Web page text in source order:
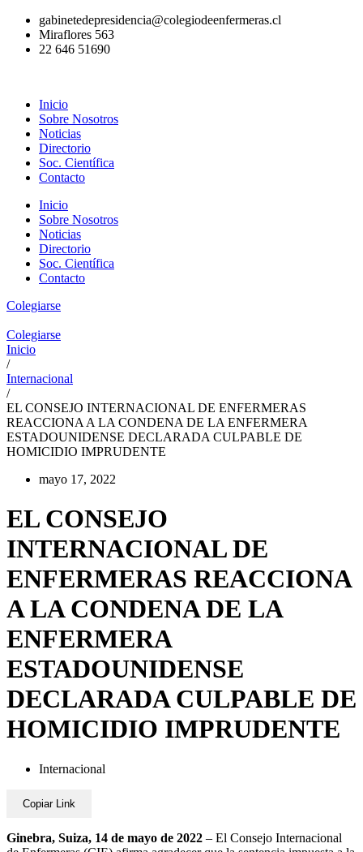
contenido
gabinetedepresidencia@colegiodeenfermeras.cl
Miraflores 563
22 646 51690
Inicio
Sobre Nosotros
Noticias
Directorio
Soc. Científica
Contacto
Inicio
Sobre Nosotros
Noticias
Directorio
Soc. Científica
Contacto
Colegiarse
Colegiarse
Inicio
/
Internacional
/
EL CONSEJO INTERNACIONAL DE ENFERMERAS
REACCIONA A LA CONDENA DE LA ENFERMERA
ESTADOUNIDENSE DECLARADA CULPABLE DE
HOMICIDIO IMPRUDENTE
mayo 17, 2022
EL CONSEJO
INTERNACIONAL DE
ENFERMERAS REACCIONA
A LA CONDENA DE LA
ENFERMERA
ESTADOUNIDENSE
DECLARADA CULPABLE DE
HOMICIDIO IMPRUDENTE
Internacional
Copiar Link
Ginebra, Suiza, 14 de mayo de 2022 – El Consejo Internacional